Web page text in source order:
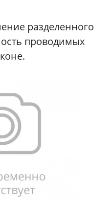
разделенного
проводимых